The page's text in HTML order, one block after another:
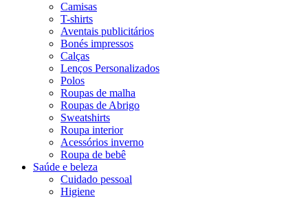
Camisas
T-shirts
Aventais publicitários
Bonés impressos
Calças
Lenços Personalizados
Polos
Roupas de malha
Roupas de Abrigo
Sweatshirts
Roupa interior
Acessórios inverno
Roupa de bebê
Saúde e beleza
Cuidado pessoal
Higiene